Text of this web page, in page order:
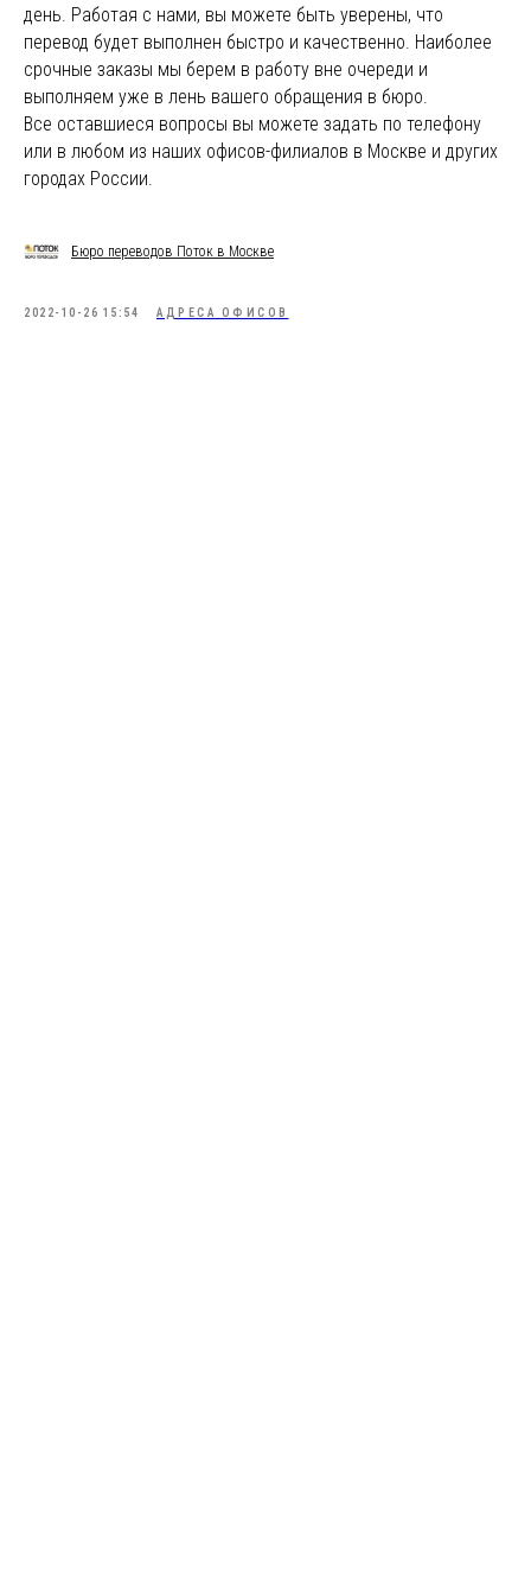
день. Работая с нами, вы можете быть уверены, что
перевод будет выполнен быстро и качественно. Наиболее
срочные заказы мы берем в работу вне очереди и
выполняем уже в лень вашего обращения в бюро.
Все оставшиеся вопросы вы можете задать по телефону
или в любом из наших офисов-филиалов в Москве и других
городах России.
Бюро переводов Поток в Москве
2022-10-26 15:54 АДРЕСА ОФИСОВ